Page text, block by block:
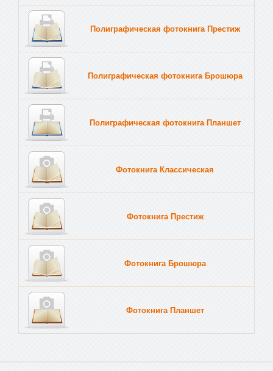
Полиграфическая фотокнига Престиж
Полиграфическая фотокнига Брошюра
Полиграфическая фотокнига Планшет
Фотокнига Классическая
Фотокнига Престиж
Фотокнига Брошюра
Фотокнига Планшет